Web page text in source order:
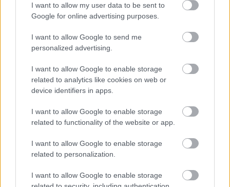
I want to allow my user data to be sent to
Google for online advertising purposes.
I want to allow Google to send me
personalized advertising.
I want to allow Google to enable storage
related to analytics like cookies on web or
device identifiers in apps.
I want to allow Google to enable storage
related to functionality of the website or app.
I want to allow Google to enable storage
related to personalization.
I want to allow Google to enable storage
A Hours of Darkness háromórás hadjáratában Hope
megye egyik vietnami veteránjának kalandjait élhetjük át
ismét. Egy rutinküldetés teljesen kudarcba fulladt a
háborúban, a főhős legénységét a vietkongok foglyul
ejtették, és csak a szerencsének, no meg az amerikai
légierő bombáinak köszönheti, hogy kiszabadult
bambuszketrecéből. Innen indul vesszőfutása és egyben
a miénk is, a cél pedig az, hogy elérjük a kimenekítési
mindig van egy rövidebb út, ami nevetségesen
egyszerűvé teszi a játékot. Most is dönthetünk úgy, hogy
fittyet hányunk a mellékküldetésekre, nyílegyenesen
megcélozzuk a térkép másik oldalát, és befejezzük a